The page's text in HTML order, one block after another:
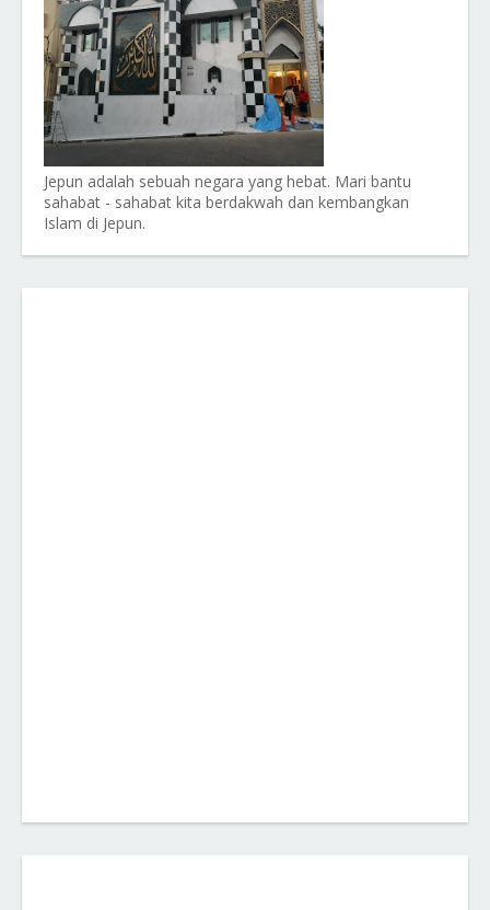
Jepun adalah sebuah negara yang hebat. Mari bantu
sahabat - sahabat kita berdakwah dan kembangkan
Islam di Jepun.